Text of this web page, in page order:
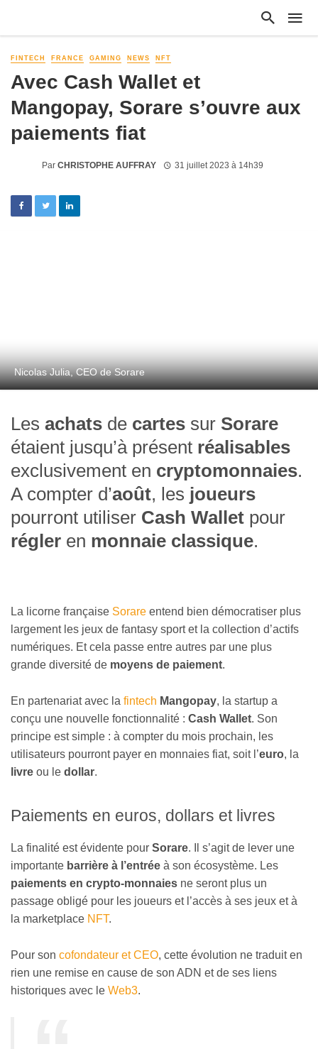
FINTECH FRANCE GAMING NEWS NFT
Avec Cash Wallet et
Mangopay, Sorare s’ouvre aux
paiements fiat
Par CHRISTOPHE AUFFRAY 31 juillet 2023 à 14h39
Nicolas Julia, CEO de Sorare
Les achats de cartes sur Sorare
étaient jusqu’à présent réalisables
exclusivement en cryptomonnaies.
A compter d’août, les joueurs
pourront utiliser Cash Wallet pour
régler en monnaie classique.
La licorne française Sorare entend bien démocratiser plus
largement les jeux de fantasy sport et la collection d’actifs
numériques. Et cela passe entre autres par une plus
grande diversité de moyens de paiement.
En partenariat avec la fintech Mangopay, la startup a
conçu une nouvelle fonctionnalité : Cash Wallet. Son
principe est simple : à compter du mois prochain, les
utilisateurs pourront payer en monnaies fiat, soit l’euro, la
livre ou le dollar.
Paiements en euros, dollars et livres
La finalité est évidente pour Sorare. Il s’agit de lever une
importante barrière à l’entrée à son écosystème. Les
paiements en crypto-monnaies ne seront plus un
passage obligé pour les joueurs et l’accès à ses jeux et à
la marketplace NFT.
Pour son cofondateur et CEO, cette évolution ne traduit en
rien une remise en cause de son ADN et de ses liens
historiques avec le Web3.